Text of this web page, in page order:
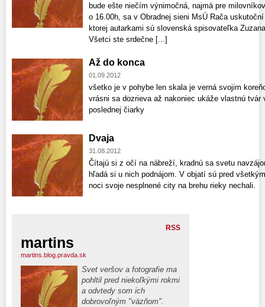
bude ešte niečím výnimočná, najmä pre
o 16.00h, sa v Obradnej sieni MsÚ Rača
ktorej autarkami sú slovenská spisovateľka
Všetci ste srdečne [...]
Až do konca
01.09.2012
všetko je v pohybe len skala je verná svojim
vrásni sa dozrieva až nakoniec ukáže vlastnú tvár
poslednej čiarky
Dvaja
31.08.2012
Čítajú si z očí na nábreží, kradnú sa svetu
hľadá si u nich podnájom. V objatí sú pred
noci svoje nesplnené city na brehu rieky nechali.
RSS
martins
martins.blog.pravda.sk
Svet veršov a fotografie ma
pohltil pred niekoľkými rokmi
a odvtedy som ich
dobrovoľným "väzňom".